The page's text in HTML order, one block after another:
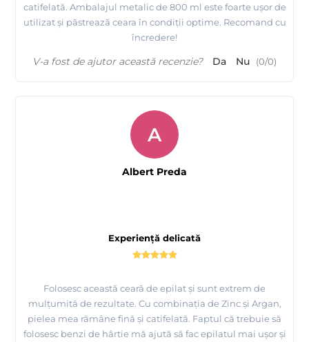
produselor realizate de ei
catifelată. Ambalajul metalic de 800 ml este foarte ușor de
utilizat și păstrează ceara în condiții optime. Recomand cu
încredere!
V-a fost de ajutor această recenzie? Da Nu (0/0)
Experiență delicată
Folosesc această ceară de epilat și sunt extrem de
mulțumită de rezultate. Cu combinația de Zinc și Argan,
pielea mea rămâne fină și catifelată. Faptul că trebuie să
folosesc benzi de hârtie mă ajută să fac epilatul mai ușor și
A
Albert Preda